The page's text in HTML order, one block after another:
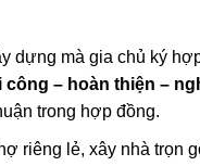
dựng mà gia chủ ký
công – hoàn thiện –
trong hợp đồng.
riêng lẻ, xây nhà trọn